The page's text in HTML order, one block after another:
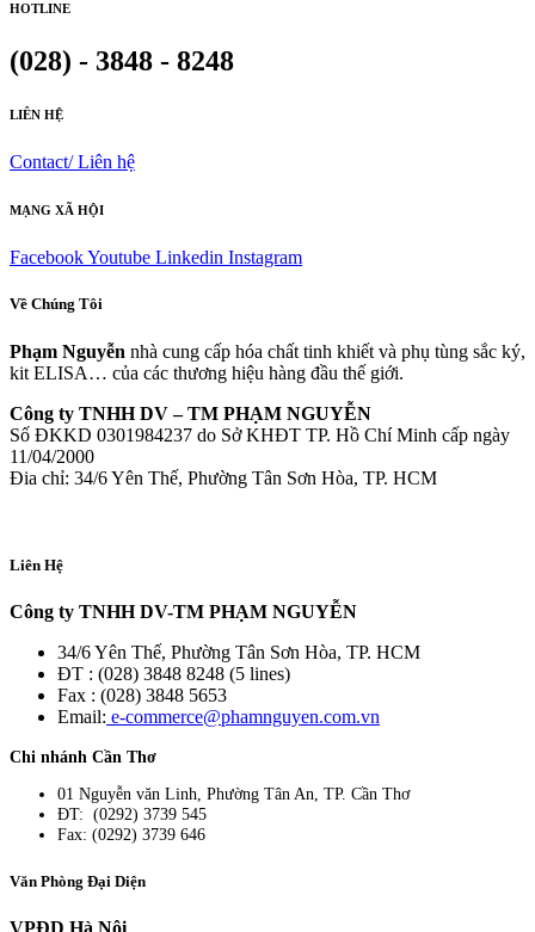
HOTLINE
(028) - 3848 - 8248
LIÊN HỆ
Contact/ Liên hệ
MẠNG XÃ HỘI
FacebookYoutube Linkedin Instagram
Về Chúng Tôi
Phạm Nguyễn nhà cung cấp hóa chất tinh khiết và phụ tùng sắc ký,
kit ELISA… của các thương hiệu hàng đầu thế giới.
Công ty TNHH DV – TM PHẠM NGUYỄN
Số ĐKKD 0301984237 do Sở KHĐT TP. Hồ Chí Minh cấp ngày
11/04/2000
Đia chỉ: 34/6 Yên Thế, Phường Tân Sơn Hòa, TP. HCM
Liên Hệ
Công ty TNHH DV-TM PHẠM NGUYỄN
34/6 Yên Thế, Phường Tân Sơn Hòa, TP. HCM
ĐT : (028) 3848 8248 (5 lines)
Fax : (028) 3848 5653
Email: e-commerce@phamnguyen.com.vn
Chi nhánh Cần Thơ
01 Nguyễn văn Linh, Phường Tân An, TP. Cần Thơ
ĐT: (0292) 3739 545
Fax: (0292) 3739 646
Văn Phòng Đại Diện
VPĐD Hà Nội